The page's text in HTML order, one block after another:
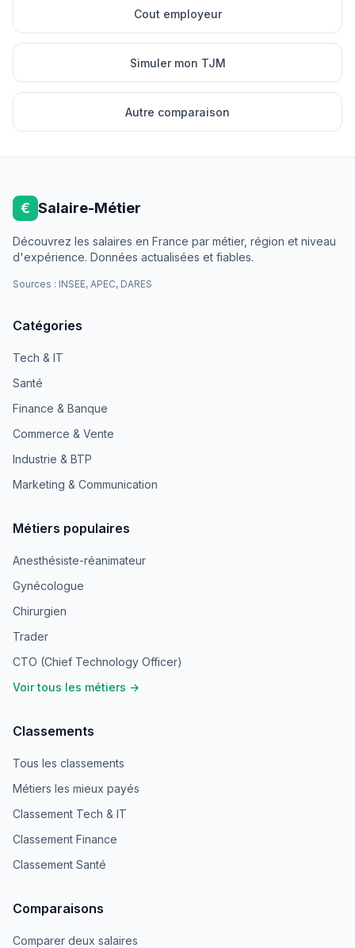
Cout employeur
Simuler mon TJM
Autre comparaison
€ Salaire-Métier
Découvrez les salaires en France par métier, région et niveau
d'expérience. Données actualisées et fiables.
Sources : INSEE, APEC, DARES
Catégories
Tech & IT
Santé
Finance & Banque
Commerce & Vente
Industrie & BTP
Marketing & Communication
Métiers populaires
Anesthésiste-réanimateur
Gynécologue
Chirurgien
Trader
CTO (Chief Technology Officer)
Voir tous les métiers →
Classements
Tous les classements
Métiers les mieux payés
Classement Tech & IT
Classement Finance
Classement Santé
Comparaisons
Comparer deux salaires